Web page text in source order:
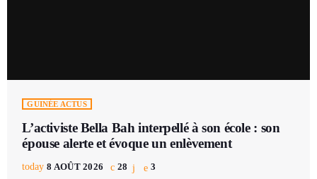
GUINÉE ACTUS
L’activiste Bella Bah interpellé à son école : son
épouse alerte et évoque un enlèvement
today 8 AOÛT 2026 28 3